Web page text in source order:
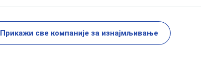
Прикажи све компаније за изнајмљивање